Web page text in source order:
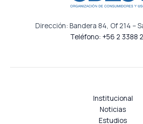
Dirección: Bandera 84, Of 214 –
Teléfono: +56 2 3388
Institucional
Noticias
Estudios